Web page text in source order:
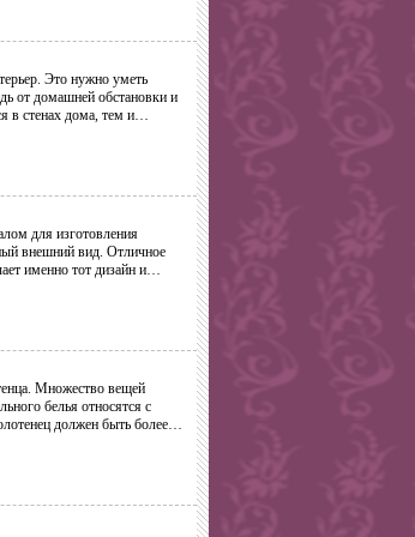
Это нужно уметь
от домашней обстановки и
в стенах дома, тем и…
для изготовления
внешний вид. Отличное
именно тот дизайн и…
Множество вещей
белья относятся с
должен быть более…